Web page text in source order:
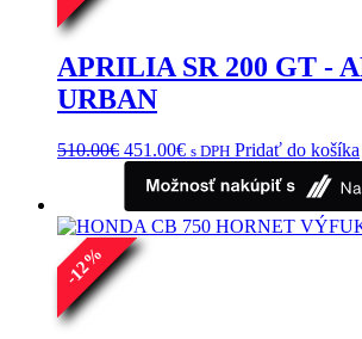
APRILIA SR 200 GT -
URBAN
510.00€ Pôvodná
cena
bola:
510.00€.
451.00€Aktuálna
je:
451.00€.
s DPH Pridať do košíka
-
12
%